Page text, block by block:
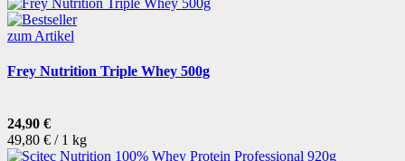
zum Artikel
Frey Nutrition Triple Whey 500g
24,90 €
49,80 € / 1 kg